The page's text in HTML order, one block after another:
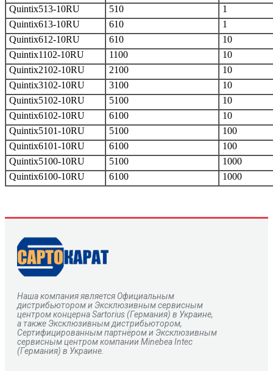
Quintix513-10RU
510
1
Quintix613-10RU
610
1
Quintix612-10RU
610
10
Quintix1102-10RU
1100
10
Quintix2102-10RU
2100
10
Quintix3102-10RU
3100
10
Quintix5102-10RU
5100
10
Quintix6102-10RU
6100
10
Quintix5101-10RU
5100
100
Quintix6101-10RU
6100
100
Quintix5100-10RU
5100
1000
Quintix6100-10RU
6100 1000
Наша компания является Официальным
дистрибьютором и Эксклюзивным сервисным
центромконцернаSartorius(Германия) в Украине,
а также Эксклюзивным дистрибьютором,
Сертифицированным партнёром и Эксклюзивным
сервисным центром компании Minebea Intec
(Германия) в Украине.